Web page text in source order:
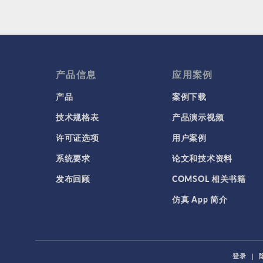
产品信息
产品
技术规格表
许可证选项
系统要求
发布回顾
应用案例
案例下载
产品演示视频
用户案例
论文和技术资料
COMSOL 相关书籍
仿真 App 简介
登录 |